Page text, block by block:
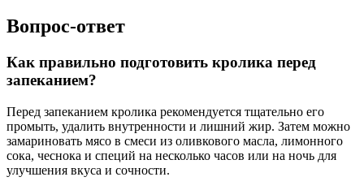
Вопрос-ответ
Как правильно подготовить кролика перед
запеканием?
Перед запеканием кролика рекомендуется тщательно его
промыть, удалить внутренности и лишний жир. Затем можно
замариновать мясо в смеси из оливкового масла, лимонного
сока, чеснока и специй на несколько часов или на ночь для
улучшения вкуса и сочности.